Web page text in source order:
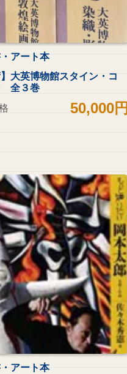
アート本
大英博物館スタイン・コ
全３巻
50,000円
アート本